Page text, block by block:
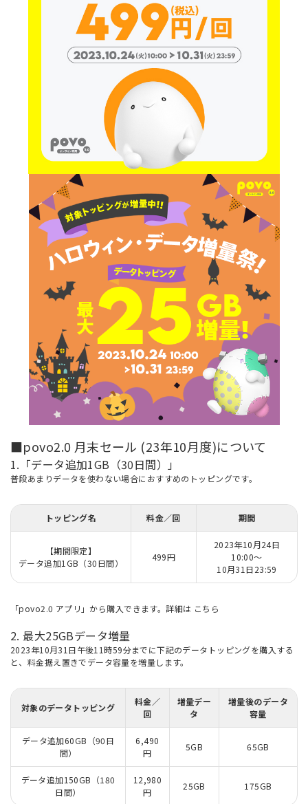
■povo2.0 月末セール (23年10月度)について
1.「データ追加1GB（30日間）」
普段あまりデータを使わない場合におすすめのトッピングです。
トッピング名 料金／回 期間
【期間限定】
データ追加1GB（30日間）
499円
2023年10月24日
10:00～
10月31日23:59
「povo2.0 アプリ」から購入できます。詳細は こちら
2. 最大25GBデータ増量
2023年10月31日午後11時59分までに下記のデータトッピングを購入する
と、料金据え置きでデータ容量を増量します。
対象のデータトッピング
料金／
回
増量デー
タ
増量後のデータ
容量
データ追加60GB（90日
間）
6,490
円
5GB 65GB
データ追加150GB（180
日間）
12,980
円
25GB 175GB